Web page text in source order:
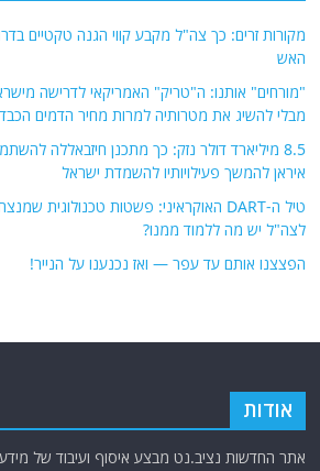
מקורות זרים: כך צה"ל מקבע קווי הגנה טקטיים
האש
"מורחים" אותנו: ה"טריק" האמריקאי לדרישה
מבלי להשיג את מטרותיה למרות מחיר הדמים
8.5 מיליארד דולר נזק: כך מתכנן חיזבאללה
איראן להמשך פעילויותיו להשמדת ישראל
לצה"ל יש מה ללמוד ממנו?
הפצצנו אותם עד עפר — ואז נכנענו על הנייר!
אודות
אתר החדשות נציב.נט מבצע איסוף ועיבוד של מידע